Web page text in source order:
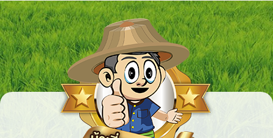
ของดีจาก
เกษตรกรตัว
จริง พร้อม
ร่วมกิจกรรม
สนุก ๆ ฟรี!
ตลอดงาน
🎉